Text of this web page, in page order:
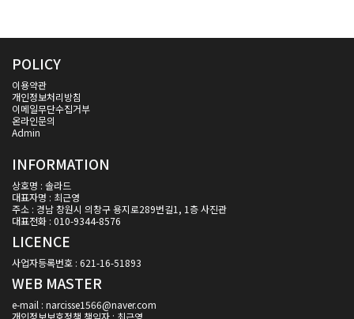
POLICY
이용약관
개인정보처리방침
이메일무단수집거부
온라인문의
Admin
INFORMATION
상호명 : 솔라드
대표자명 : 최근영
주소 : 경남 창원시 의창구 용지로289번길1, 1층 사진관
대표전화 : 010-9344-8576
LICENCE
사업자등록번호 : 621-16-51893
WEB MASTER
e-mail : narcisse1566@naver.com
개인정보보호정책 책임자 : 최근영